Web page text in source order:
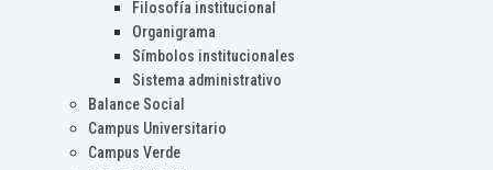
Filosofía institucional
Organigrama
Símbolos institucionales
Sistema administrativo
Balance Social
Campus Universitario
Campus Verde